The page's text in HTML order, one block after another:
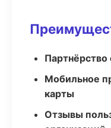
Мобильное
карты
Отзывы